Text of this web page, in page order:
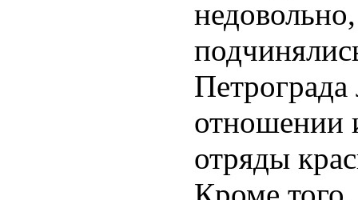
отношении
отряды